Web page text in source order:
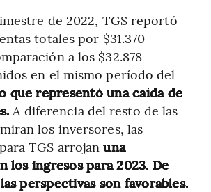
de 2022, TGS reportó
totales por $31.370
a los $32.878
en el mismo período del
que representó una caída de
A diferencia del resto de las
los inversores, las
TGS arrojanuna
los ingresos para 2023. De
perspectivas son favorables.